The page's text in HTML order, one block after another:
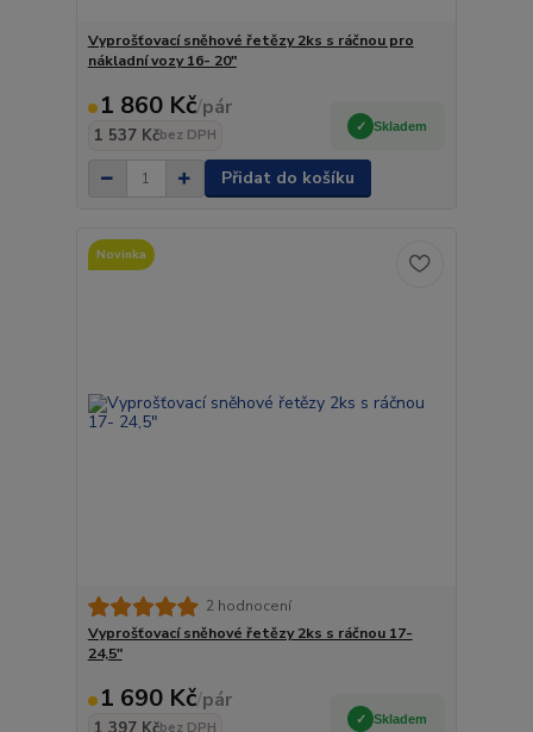
Vyprošťovací sněhové řetězy 2ks s ráčnou pro
nákladní vozy 16- 20"
1 860 Kč/pár
1 537 Kčbez DPH
Skladem
Přidat do košíku
Novinka
2 hodnocení
Vyprošťovací sněhové řetězy 2ks s ráčnou 17-
24,5"
1 690 Kč/pár
bez DPH
Skladem